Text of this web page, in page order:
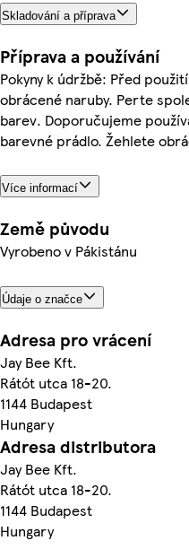
Skladování a příprava
Příprava a používání
Pokyny k údržbě: Před
obrácené naruby. Perte
barev. Doporučujeme
barevné prádlo. Žehlete
Více informací
Země původu
Vyrobeno v Pákistánu
Údaje o značce
Adresa pro vrácení
Jay Bee Kft.
Rátót utca 18-20.
1144 Budapest
Hungary
Adresa distributora
Jay Bee Kft.
Rátót utca 18-20.
1144 Budapest
Hungary